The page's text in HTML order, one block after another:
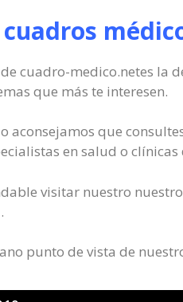
cuadros
cuadro-medico.netes la
que más te interesen.
aconsejamos que
en salud o
visitar nuestro
punto de vista de